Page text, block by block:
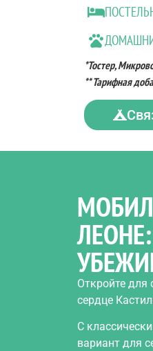
*Тостер,
** Тарифная
Откройте для
сердце
С
вариант для